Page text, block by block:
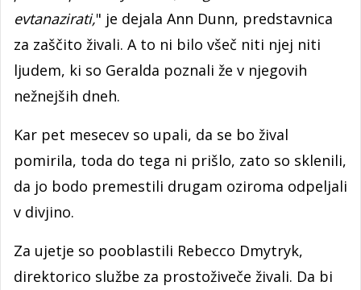
evtanazirati," je dejala Ann Dunn, predstavnica
za zaščito živali. A to ni bilo všeč niti njej niti
ljudem, ki so Geralda poznali že v njegovih
nežnejših dneh.
Kar pet mesecev so upali, da se bo žival
pomirila, toda do tega ni prišlo, zato so sklenili,
da jo bodo premestili drugam oziroma odpeljali
v divjino.
Za ujetje so pooblastili Rebecco Dmytryk,
direktorico službe za prostoživeče živali. Da bi